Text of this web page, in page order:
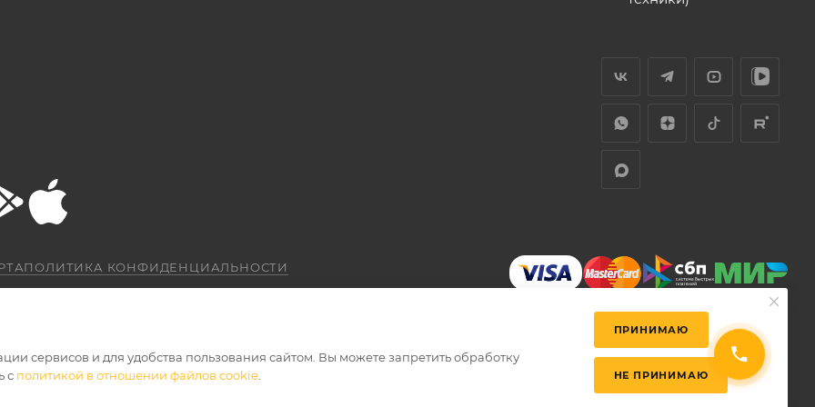
ПОЛИТИКА КОНФИДЕНЦИАЛЬНОСТИ
сервисов и для удобства пользования сайтом. Вы можете запретить обработку
с политикой в отношении файлов cookie
ПРИНИМАЮ
НЕ ПРИНИМАЮ